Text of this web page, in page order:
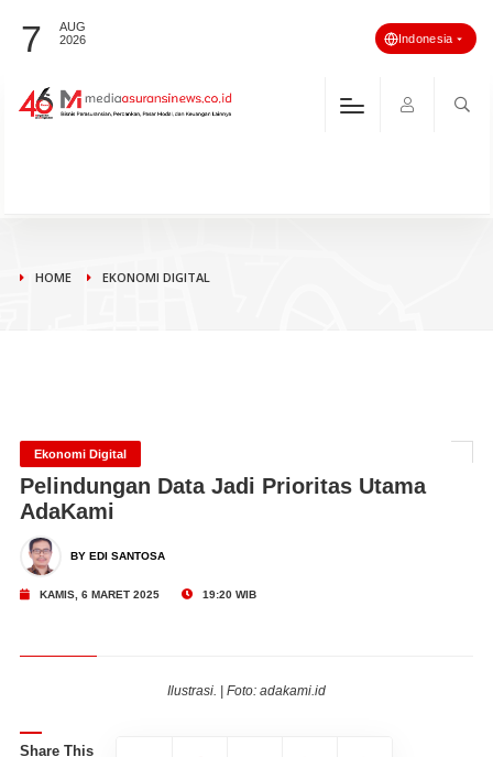
7
AUG
2026
Indonesia
HOME EKONOMI DIGITAL
Ekonomi Digital
Pelindungan Data Jadi Prioritas Utama
AdaKami
BY EDI SANTOSA
KAMIS, 6 MARET 2025 19:20 WIB
Ilustrasi. | Foto: adakami.id
Share This